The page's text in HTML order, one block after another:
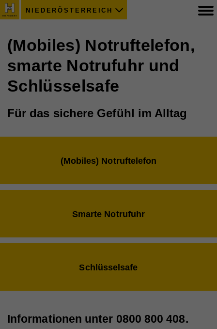
NIEDERÖSTERREICH
(Mobiles) Notruftelefon,
smarte Notrufuhr und
Schlüsselsafe
Für das sichere Gefühl im Alltag
(Mobiles) Notruftelefon
Smarte Notrufuhr
Schlüsselsafe
Informationen unter 0800 800 408.